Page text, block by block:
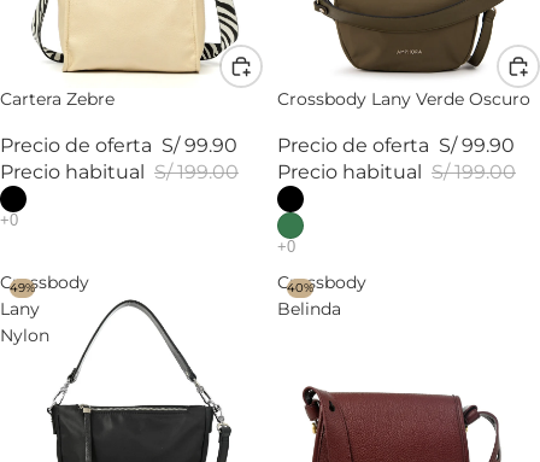
Cartera Zebre
Precio de oferta S/ 99.90
Precio habitual S/ 199.00
Crossbody Lany Verde Oscuro
Precio de oferta S/ 99.90
Precio habitual S/ 199.00
Crossbody
Lany
Nylon
49%
Crossbody
Belinda
40%